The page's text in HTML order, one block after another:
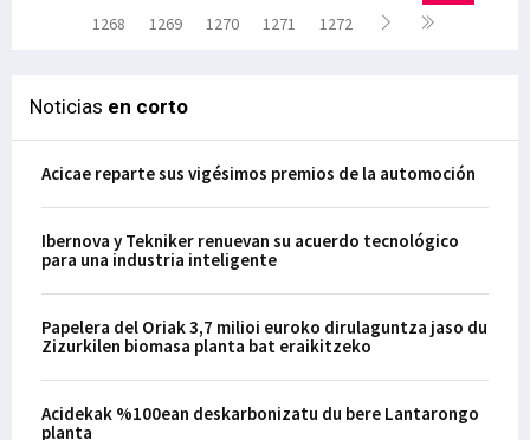
1268
1269 1270 1271 1272
Noticias en corto
Acicae reparte sus vigésimos premios de la automoción
Ibernova y Tekniker renuevan su acuerdo tecnológico
para una industria inteligente
Papelera del Oriak 3,7 milioi euroko dirulaguntza jaso du
Zizurkilen biomasa planta bat eraikitzeko
Acidekak %100ean deskarbonizatu du bere Lantarongo
planta